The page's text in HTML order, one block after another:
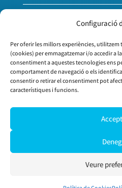
Configuració
Per oferir les millors experiències, utilitzem
(cookies) per emmagatzemar i/o accedir a
consentiment a aquestes tecnologies ens
comportament de navegació o els
consentir o retirar el consentiment pot
característiques i funcions.
Veure
Treballa
Vull
Descobreix
Clubs i
Coneix la
© 2026
Utilitzem galetes per a oferir-te la
Configurar.
Rebutja